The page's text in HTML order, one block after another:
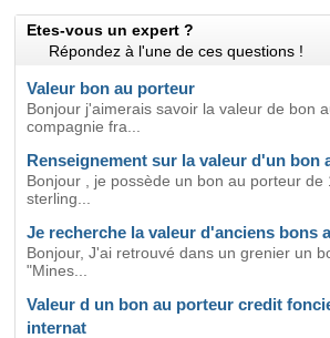
Etes-vous un expert ?
Répondez à l'une de ces questions !
Valeur bon au porteur
Bonjour j'aimerais savoir la valeur de bon
compagnie fra...
Renseignement sur la valeur d'un bon
Bonjour , je possède un bon au porteur de
sterling...
Je recherche la valeur d'anciens bons
Bonjour, J'ai retrouvé dans un grenier un
"Mines...
Valeur d un bon au porteur credit
internat